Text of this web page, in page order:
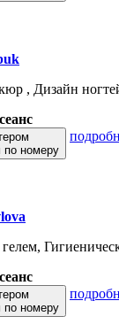
, Дизайн
по номеру
по номеру